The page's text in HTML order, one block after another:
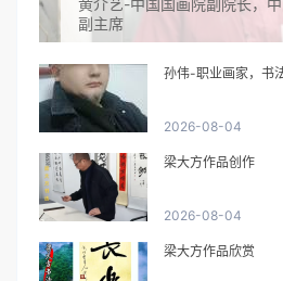
副主席
孙伟-职业画家，书
2026-08-04
梁大方作品创作
2026-08-04
梁大方作品欣赏